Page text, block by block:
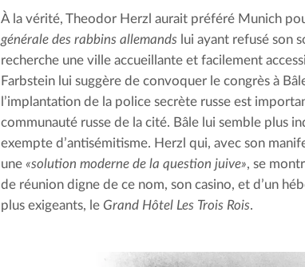
À la vérité, Theodor Herzl aurait préféré Munich
générale des rabbins allemands lui ayant refusé son
recherche une ville accueillante et facilement
Farbstein lui suggère de convoquer le congrès à
l’implantation de la police secrète russe est
communauté russe de la cité. Bâle lui semble plus
exempte d’antisémitisme. Herzl qui, avec son
une «solution moderne de la question juive», se
de réunion digne de ce nom, son casino, et d’un
plus exigeants, le Grand Hôtel Les Trois Rois.